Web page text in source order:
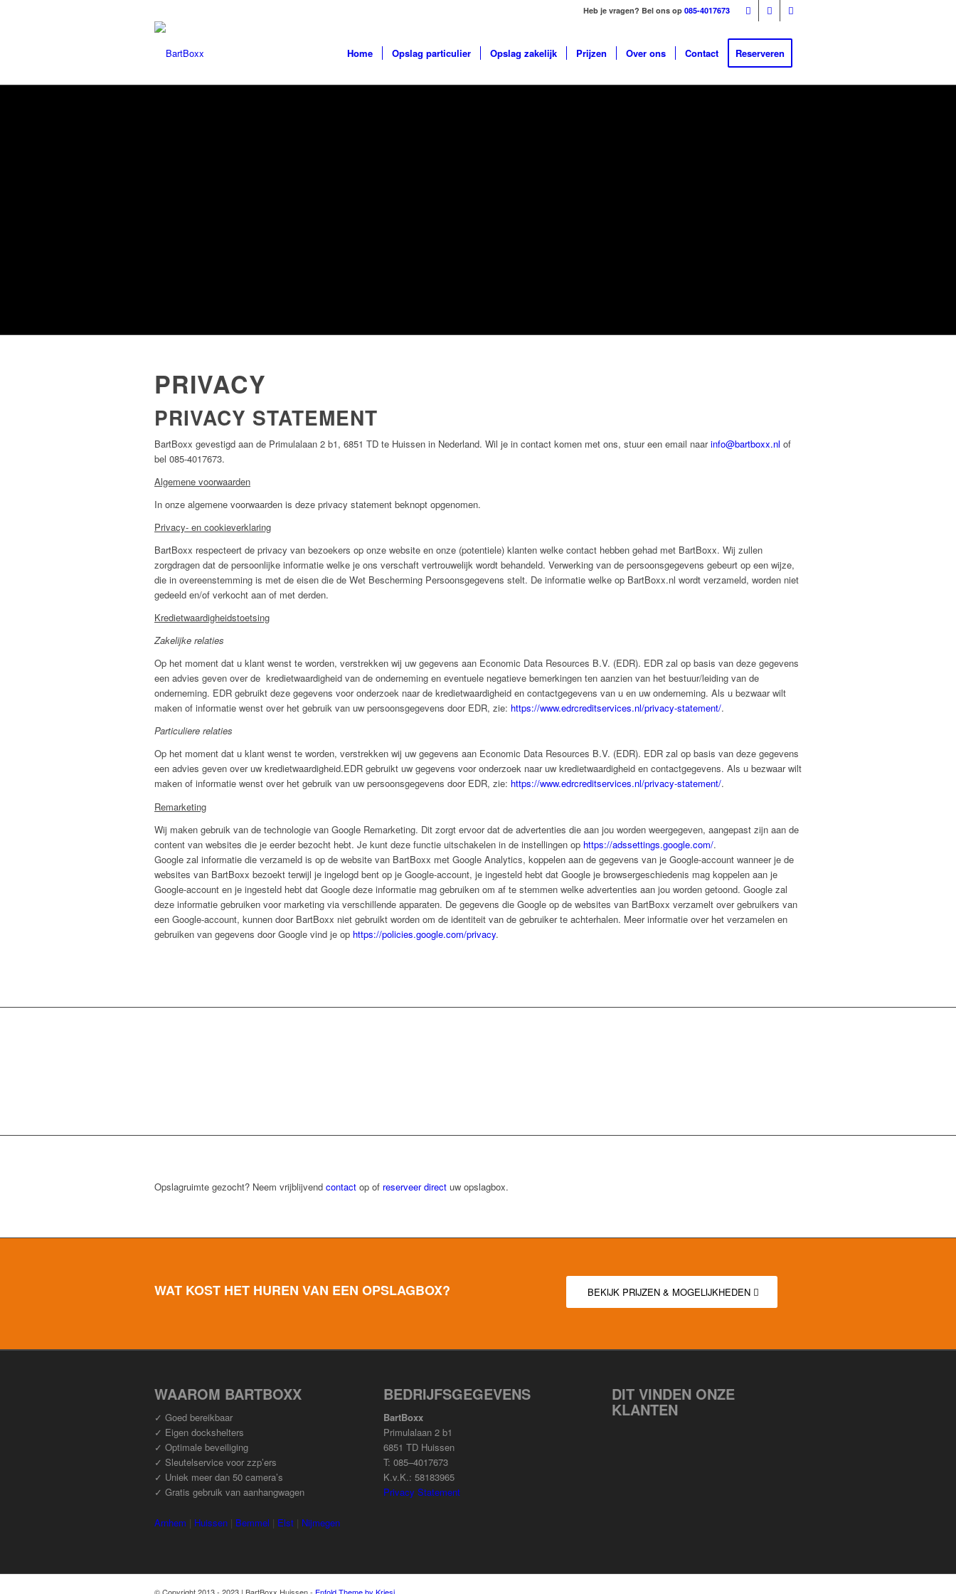
Heb je vragen? Bel ons op 085-4017673
Home Opslag particulier Opslag zakelijk Prijzen Over ons Contact Reserveren
PRIVACY
PRIVACY STATEMENT
BartBoxx gevestigd aan de Primulalaan 2 b1, 6851 TD te Huissen in Nederland. Wil je in contact komen met ons, stuur een email naarinfo@bartboxx.nl of
bel 085-4017673.
Algemene voorwaarden
In onze algemene voorwaarden is deze privacy statement beknopt opgenomen.
Privacy- en cookieverklaring
BartBoxx respecteert de privacy van bezoekers op onze website en onze (potentiele) klanten welke contact hebben gehad met BartBoxx. Wij zullen
zorgdragen dat de persoonlijke informatie welke je ons verschaft vertrouwelijk wordt behandeld. Verwerking van de persoonsgegevens gebeurt op een wijze,
die in overeenstemming is met de eisen die de Wet Bescherming Persoonsgegevens stelt. De informatie welke op BartBoxx.nl wordt verzameld, worden niet
gedeeld en/of verkocht aan of met derden.
Kredietwaardigheidstoetsing
Zakelijke relaties
Op het moment dat u klant wenst te worden, verstrekken wij uw gegevens aan Economic Data Resources B.V. (EDR). EDR zal op basis van deze gegevens
een advies geven over de kredietwaardigheid van de onderneming en eventuele negatieve bemerkingen ten aanzien van het bestuur/leiding van de
onderneming. EDR gebruikt deze gegevens voor onderzoek naar de kredietwaardigheid en contactgegevens van u en uw onderneming. Als u bezwaar wilt
maken of informatie wenst over het gebruik van uw persoonsgegevens door EDR, zie: https://www.edrcreditservices.nl/privacy-statement/.
Particuliere relaties
Op het moment dat u klant wenst te worden, verstrekken wij uw gegevens aan Economic Data Resources B.V. (EDR). EDR zal op basis van deze gegevens
een advies geven over uw kredietwaardigheid.EDR gebruikt uw gegevens voor onderzoek naar uw kredietwaardigheid en contactgegevens. Als u bezwaar wilt
maken of informatie wenst over het gebruik van uw persoonsgegevens door EDR, zie: https://www.edrcreditservices.nl/privacy-statement/.
Remarketing
Wij maken gebruik van de technologie van Google Remarketing. Dit zorgt ervoor dat de advertenties die aan jou worden weergegeven, aangepast zijn aan de
content van websites die je eerder bezocht hebt. Je kunt deze functie uitschakelen in de instellingen op https://adssettings.google.com/.
Google zal informatie die verzameld is op de website van BartBoxx met Google Analytics, koppelen aan de gegevens van je Google-account wanneer je de
websites van BartBoxx bezoekt terwijl je ingelogd bent op je Google-account, je ingesteld hebt dat Google je browsergeschiedenis mag koppelen aan je
Google-account en je ingesteld hebt dat Google deze informatie mag gebruiken om af te stemmen welke advertenties aan jou worden getoond. Google zal
deze informatie gebruiken voor marketing via verschillende apparaten. De gegevens die Google op de websites van BartBoxx verzamelt over gebruikers van
een Google-account, kunnen door BartBoxx niet gebruikt worden om de identiteit van de gebruiker te achterhalen. Meer informatie over het verzamelen en
gebruiken van gegevens door Google vind je op https://policies.google.com/privacy.
Opslagruimte gezocht? Neem vrijblijvend contact op of reserveer direct uw opslagbox.
WAT KOST HET HUREN VAN EEN OPSLAGBOX? BEKIJK PRIJZEN & MOGELIJKHEDEN
WAAROM BARTBOXX
✓ Goed bereikbaar
✓ Eigen dockshelters
✓ Optimale beveiliging
✓ Sleutelservice voor zzp’ers
✓ Uniek meer dan 50 camera’s
✓ Gratis gebruik van aanhangwagen
BEDRIJFSGEGEVENS
BartBoxx
Primulalaan 2 b1
6851 TD Huissen
T: 085–4017673
K.v.K.: 58183965
Privacy Statement
DIT VINDEN ONZE
KLANTEN
Arnhem | Huissen | Bemmel | Elst | Nijmegen